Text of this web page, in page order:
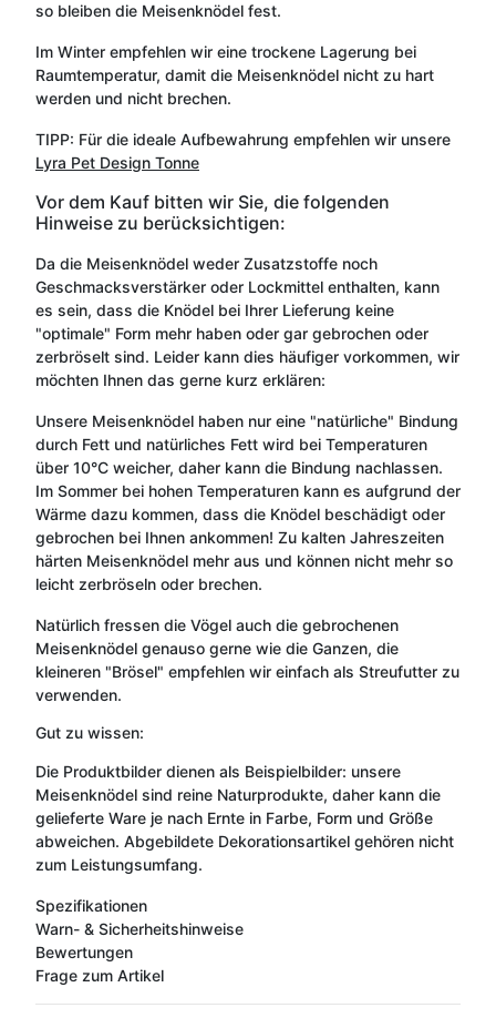
so bleiben die Meisenknödel fest.
Im Winter empfehlen wir eine trockene Lagerung bei
Raumtemperatur, damit die Meisenknödel nicht zu hart
werden und nicht brechen.
TIPP: Für die ideale Aufbewahrung empfehlen wir unsere
Lyra Pet Design Tonne
Vor dem Kauf bitten wir Sie, die folgenden
Hinweise zu berücksichtigen:
Da die Meisenknödel weder Zusatzstoffe noch
Geschmacksverstärker oder Lockmittel enthalten, kann
es sein, dass die Knödel bei Ihrer Lieferung keine
"optimale" Form mehr haben oder gar gebrochen oder
zerbröselt sind. Leider kann dies häufiger vorkommen, wir
möchten Ihnen das gerne kurz erklären:
Unsere Meisenknödel haben nur eine "natürliche" Bindung
durch Fett und natürliches Fett wird bei Temperaturen
über 10°C weicher, daher kann die Bindung nachlassen.
Im Sommer bei hohen Temperaturen kann es aufgrund der
Wärme dazu kommen, dass die Knödel beschädigt oder
gebrochen bei Ihnen ankommen! Zu kalten Jahreszeiten
härten Meisenknödel mehr aus und können nicht mehr so
leicht zerbröseln oder brechen.
Natürlich fressen die Vögel auch die gebrochenen
Meisenknödel genauso gerne wie die Ganzen, die
kleineren "Brösel" empfehlen wir einfach als Streufutter zu
verwenden.
Gut zu wissen:
Die Produktbilder dienen als Beispielbilder: unsere
Meisenknödel sind reine Naturprodukte, daher kann die
gelieferte Ware je nach Ernte in Farbe, Form und Größe
abweichen. Abgebildete Dekorationsartikel gehören nicht
zum Leistungsumfang.
Spezifikationen
Warn- & Sicherheitshinweise
Bewertungen
Frage zum Artikel